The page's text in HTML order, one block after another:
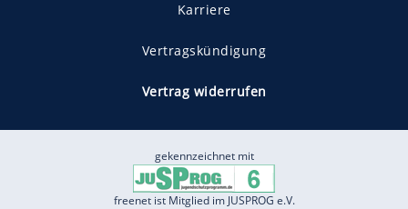
Karriere
Vertragskündigung
Vertrag widerrufen
gekennzeichnet mit
freenet ist Mitglied im JUSPROG e.V.